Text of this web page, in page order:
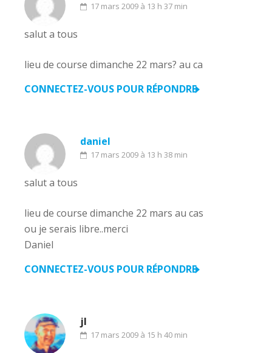
17 mars 2009 à 13 h 37 min
salut a tous
lieu de course dimanche 22 mars? au ca
CONNECTEZ-VOUS POUR RÉPONDRE
daniel
17 mars 2009 à 13 h 38 min
salut a tous
lieu de course dimanche 22 mars au cas
ou je serais libre..merci
Daniel
CONNECTEZ-VOUS POUR RÉPONDRE
jl
17 mars 2009 à 15 h 40 min